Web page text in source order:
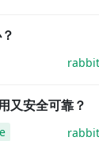
又安全可靠？